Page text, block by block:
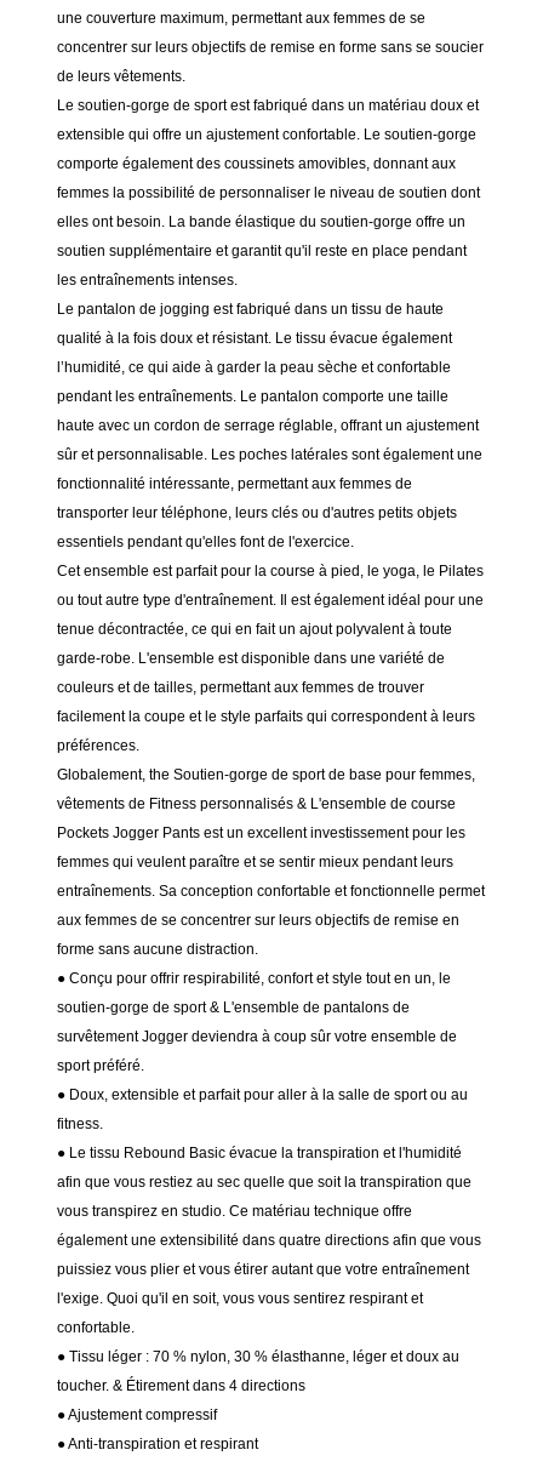
une couverture maximum, permettant aux femmes de se
concentrer sur leurs objectifs de remise en forme sans se soucier
de leurs vêtements.
Le soutien-gorge de sport est fabriqué dans un matériau doux et
extensible qui offre un ajustement confortable. Le soutien-gorge
comporte également des coussinets amovibles, donnant aux
femmes la possibilité de personnaliser le niveau de soutien dont
elles ont besoin. La bande élastique du soutien-gorge offre un
soutien supplémentaire et garantit qu'il reste en place pendant
les entraînements intenses.
Le pantalon de jogging est fabriqué dans un tissu de haute
qualité à la fois doux et résistant. Le tissu évacue également
l’humidité, ce qui aide à garder la peau sèche et confortable
pendant les entraînements. Le pantalon comporte une taille
haute avec un cordon de serrage réglable, offrant un ajustement
sûr et personnalisable. Les poches latérales sont également une
fonctionnalité intéressante, permettant aux femmes de
transporter leur téléphone, leurs clés ou d'autres petits objets
essentiels pendant qu'elles font de l'exercice.
Cet ensemble est parfait pour la course à pied, le yoga, le Pilates
ou tout autre type d'entraînement. Il est également idéal pour une
tenue décontractée, ce qui en fait un ajout polyvalent à toute
garde-robe. L'ensemble est disponible dans une variété de
couleurs et de tailles, permettant aux femmes de trouver
facilement la coupe et le style parfaits qui correspondent à leurs
préférences.
Globalement, the Soutien-gorge de sport de base pour femmes,
vêtements de Fitness personnalisés & L'ensemble de course
Pockets Jogger Pants est un excellent investissement pour les
femmes qui veulent paraître et se sentir mieux pendant leurs
entraînements. Sa conception confortable et fonctionnelle permet
aux femmes de se concentrer sur leurs objectifs de remise en
forme sans aucune distraction.
● Conçu pour offrir respirabilité, confort et style tout en un, le
soutien-gorge de sport & L'ensemble de pantalons de
survêtement Jogger deviendra à coup sûr votre ensemble de
sport préféré.
● Doux, extensible et parfait pour aller à la salle de sport ou au
fitness.
● Le tissu Rebound Basic évacue la transpiration et l'humidité
afin que vous restiez au sec quelle que soit la transpiration que
vous transpirez en studio. Ce matériau technique offre
également une extensibilité dans quatre directions afin que vous
puissiez vous plier et vous étirer autant que votre entraînement
l'exige. Quoi qu'il en soit, vous vous sentirez respirant et
confortable.
● Tissu léger : 70 % nylon, 30 % élasthanne, léger et doux au
toucher. & Étirement dans 4 directions
● Ajustement compressif
●Anti-transpiration et respirant